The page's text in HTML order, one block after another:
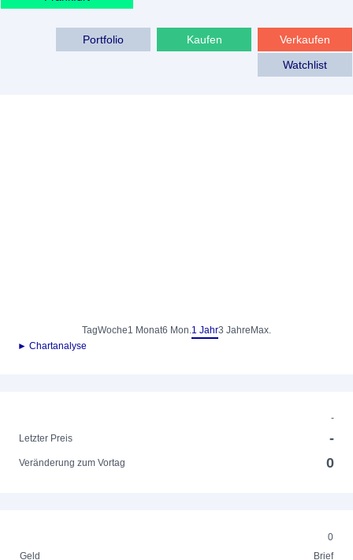
Verkaufen
Kaufen
Portfolio
Watchlist
TagWoche1 Monat6 Mon.1 Jahr3 Jahre Max.
► Chartanalyse
-
Letzter Preis
-
Veränderung zum Vortag 0
0
Geld
Brief